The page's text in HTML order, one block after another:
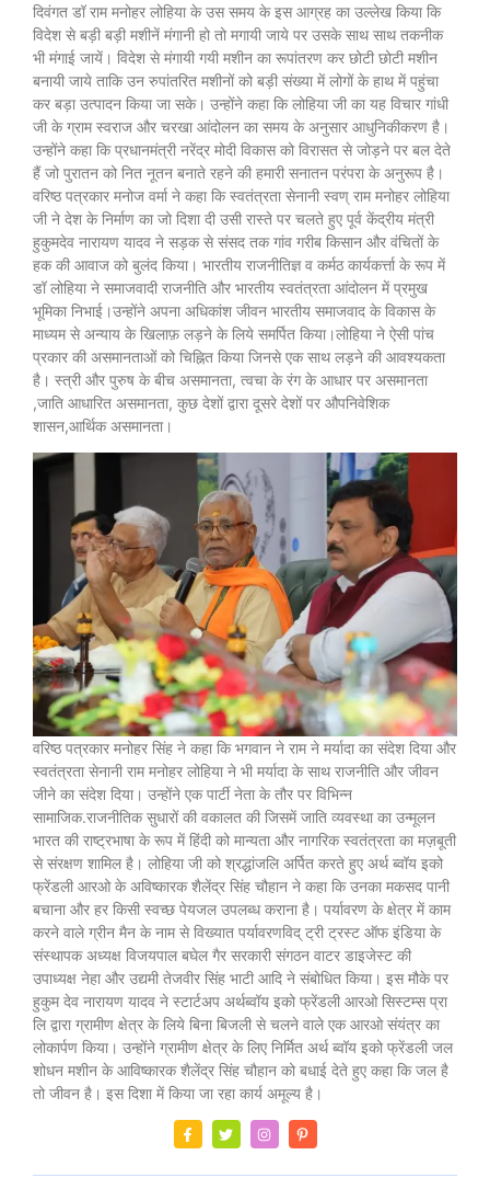
दिवंगत डॉ राम मनोहर लोहिया के उस समय के इस आग्रह का उल्लेख किया कि
विदेश से बड़ी बड़ी मशीनें मंगानी हो तो मगायी जाये पर उसके साथ साथ तकनीक
भी मंगाई जायें। विदेश से मंगायी गयी मशीन का रूपांतरण कर छोटी छोटी मशीन
बनायी जाये ताकि उन रुपांतरित मशीनों को बड़ी संख्या में लोगों के हाथ में पहुंचा
कर बड़ा उत्पादन किया जा सके। उन्होंने कहा कि लोहिया जी का यह विचार गांधी
जी के ग्राम स्वराज और चरखा आंदोलन का समय के अनुसार आधुनिकीकरण है।
उन्होंने कहा कि प्रधानमंत्री नरेंद्र मोदी विकास को विरासत से जोड़ने पर बल देते
हैं जो पुरातन को नित नूतन बनाते रहने की हमारी सनातन परंपरा के अनुरूप है।
वरिष्ठ पत्रकार मनोज वर्मा ने कहा कि स्वतंत्रता सेनानी स्वण् राम मनोहर लोहिया
जी ने देश के निर्माण का जो दिशा दी उसी रास्ते पर चलते हुए पूर्व केंद्रीय मंत्री
हुकुमदेव नारायण यादव ने सड़क से संसद तक गांव गरीब किसान और वंचितों के
हक की आवाज को बुलंद किया। भारतीय राजनीतिज्ञ व कर्मठ कार्यकर्त्ता के रूप में
डॉ लोहिया ने समाजवादी राजनीति और भारतीय स्वतंत्रता आंदोलन में प्रमुख
भूमिका निभाई।उन्होंने अपना अधिकांश जीवन भारतीय समाजवाद के विकास के
माध्यम से अन्याय के खिलाफ़ लड़ने के लिये समर्पित किया।लोहिया ने ऐसी पांच
प्रकार की असमानताओं को चिह्नित किया जिनसे एक साथ लड़ने की आवश्यकता
है। स्त्री और पुरुष के बीच असमानता, त्वचा के रंग के आधार पर असमानता
,जाति आधारित असमानता, कुछ देशों द्वारा दूसरे देशों पर औपनिवेशिक
शासन,आर्थिक असमानता।
वरिष्ठ पत्रकार मनोहर सिंह ने कहा कि भगवान ने राम ने मर्यादा का संदेश दिया और
स्वतंत्रता सेनानी राम मनोहर लोहिया ने भी मर्यादा के साथ राजनीति और जीवन
जीने का संदेश दिया। उन्होंने एक पार्टी नेता के तौर पर विभिन्न
सामाजिक.राजनीतिक सुधारों की वकालत की जिसमें जाति व्यवस्था का उन्मूलन
भारत की राष्ट्रभाषा के रूप में हिंदी को मान्यता और नागरिक स्वतंत्रता का मज़बूती
से संरक्षण शामिल है। लोहिया जी को श्रद्धांजलि अर्पित करते हुए अर्थ ब्वॉय इको
फ्रेंडली आरओ के अविष्कारक शैलेंद्र सिंह चौहान ने कहा कि उनका मकसद पानी
बचाना और हर किसी स्वच्छ पेयजल उपलब्ध कराना है। पर्यावरण के क्षेत्र में काम
करने वाले ग्रीन मैन के नाम से विख्यात पर्यावरणविद् ट्री ट्रस्ट ऑफ इंडिया के
संस्थापक अध्यक्ष विजयपाल बघेल गैर सरकारी संगठन वाटर डाइजेस्ट की
उपाध्यक्ष नेहा और उद्यमी तेजवीर सिंह भाटी आदि ने संबोधित किया। इस मौके पर
हुकुम देव नारायण यादव ने स्टार्टअप अर्थब्वॉय इको फ्रेंडली आरओ सिस्टम्स प्रा
लि द्वारा ग्रामीण क्षेत्र के लिये बिना बिजली से चलने वाले एक आरओ संयंत्र का
लोकार्पण किया। उन्होंने ग्रामीण क्षेत्र के लिए निर्मित अर्थ ब्वॉय इको फ्रेंडली जल
शोधन मशीन के आविष्कारक शैलेंद्र सिंह चौहान को बधाई देते हुए कहा कि जल है
तो जीवन है। इस दिशा में किया जा रहा कार्य अमूल्य है।